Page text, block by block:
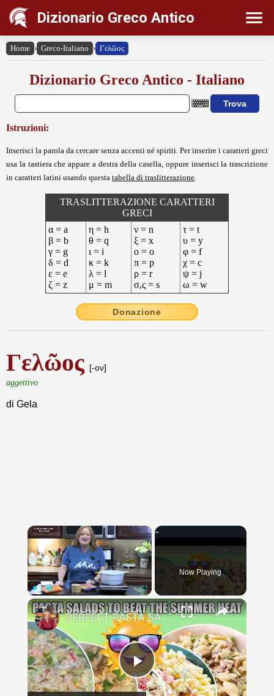
Dizionario Greco Antico
Home › Greco-Italiano › Γελῶος
Dizionario Greco Antico - Italiano
Istruzioni:
Inserisci la parola da cercare senza accenti né spiriti. Per inserire i caratteri greci
usa la tastiera che appare a destra della casella, oppure inserisci la trascrizione
in caratteri latini usando questa tabella di traslitterazione
TRASLITTERAZIONE CARATTERI
GRECI
α = a
β = b
γ = g
δ = d
ε = e
ζ = z
η = h
θ = q
ι = i
κ = k
λ = l
μ = m
ν = n
ξ = x
ο = o
π = p
ρ = r
σ,ς = s
τ = t
υ = y
φ = f
χ = c
ψ = j
ω = w
Donazione
Γελῶος [-ον]
aggettivo
di Gela
×
Play Unmute Fullscreen
Now Playing
×
Play
PERFECT PASTA SALADS FOR YOUR SUMMER GET TOGETHERS